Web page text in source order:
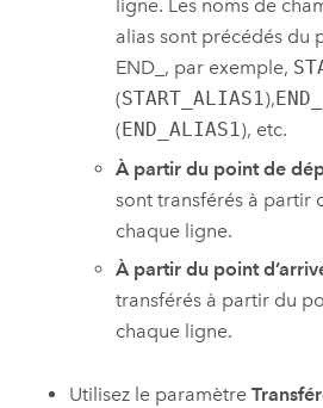
ligne. Les noms de
alias sont précédés du
END_, par exemple,
(START_ALIAS1),
( END_ALIAS1), etc.
À partir du point de
sont transférés à partir
chaque ligne.
À partir du point
transférés à partir du
chaque ligne.
Utilisez le paramètre